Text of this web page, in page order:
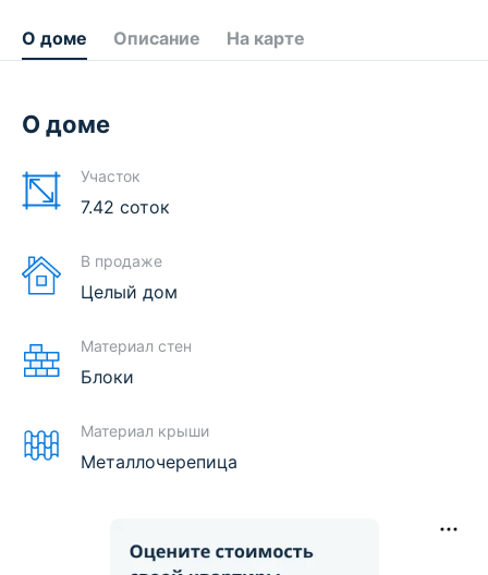
О доме Описание На карте
О доме
Участок
7.42 соток
В продаже
Целый дом
Материал стен
Блоки
Материал крыши
Металлочерепица